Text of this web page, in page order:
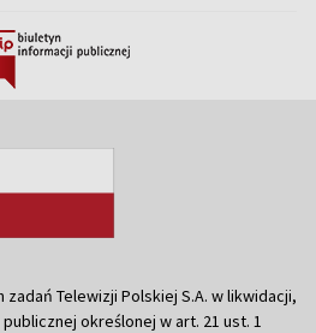
Telewizji Polskiej S.A. w likwidacji,
określonej w art. 21 ust. 1